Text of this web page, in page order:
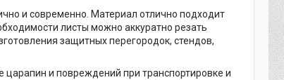
и современно. Материал отлично подходит
листы можно аккуратно резать
защитных перегородок, стендов,
и повреждений при транспортировке и